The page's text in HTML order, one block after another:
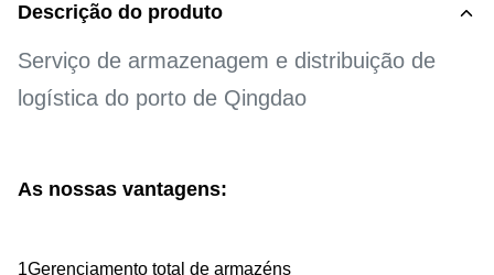
Descrição do produto
Serviço de armazenagem e distribuição de
logística do porto de Qingdao
As nossas vantagens:
1Gerenciamento total de armazéns